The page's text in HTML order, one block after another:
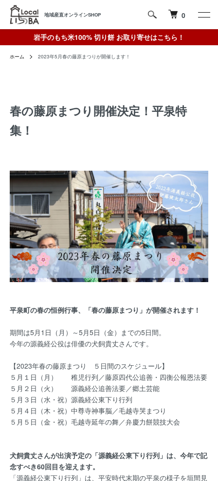
地域産直オンラインSHOP 0
岩手のもち米100% 切り餅 お取り寄せはこちら！
ホーム 2023年5月春の藤原まつりが開催します！
春の藤原まつり開催決定！平泉特
集！
平泉町の春の恒例行事、「春の藤原まつり」が開催されます！
期間は5月1日（月）～5月5日（金）までの5日間。
今年の源義経公役は俳優の犬飼貴丈さんです。
【2023年春の藤原まつり ５日間のスケジュール】
５月１日（月） 稚児行列／藤原四代公追善・四衡公報恩法要
５月２日（火） 源義経公追善法要／郷土芸能
５月３日（水・祝）源義経公東下り行列
５月４日（木・祝）中尊寺神事脳／毛越寺哭まつり
５月５日（金・祝）毛越寺延年の舞／弁慶力餅競技大会
犬飼貴丈さんが出演予定の「源義経公東下り行列」は、今年で記
念すべき60回目を迎えます。
「源義経公東下り行列」は、平安時代末期の平泉の様子を垣間見